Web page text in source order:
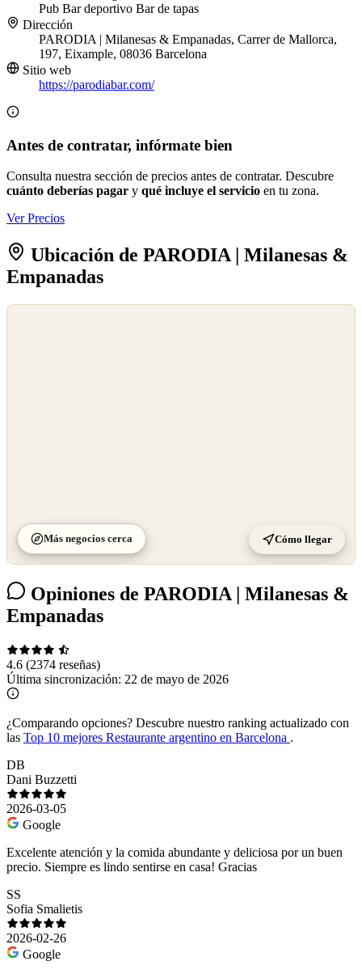
Pub Bar deportivo Bar de tapas
Dirección
PARODIA | Milanesas & Empanadas, Carrer de Mallorca,
197, Eixample, 08036 Barcelona
Sitio web
https://parodiabar.com/
Antes de contratar, infórmate bien
Consulta nuestra sección de precios antes de contratar. Descubre
cuánto deberías pagar y qué incluye el servicio en tu zona.
Ver Precios
Ubicación de PARODIA | Milanesas &
Empanadas
Más negocios cerca Cómo llegar
Opiniones de PARODIA | Milanesas &
Empanadas
4.6 (2374 reseñas)
Última sincronización: 22 de mayo de 2026
¿Comparando opciones? Descubre nuestro ranking actualizado con
las Top 10 mejores Restaurante argentino en Barcelona .
DB
Dani Buzzetti
2026-03-05
Google
Excelente atención y la comida abundante y deliciosa por un buen
precio. Siempre es lindo sentirse en casa! Gracias
SS
Sofia Smalietis
2026-02-26
Google